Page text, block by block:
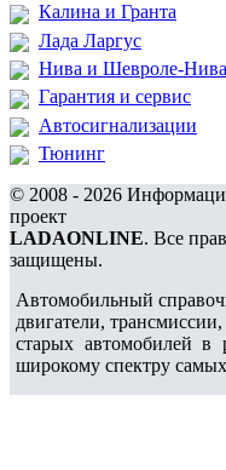
Калина и Гранта
Лада Ларгус
Нива и Шевроле-Нива
Гарантия и сервис
Автосигнализации
Тюнинг
© 2008 - 2026
проект
LADAONLINE. Все
защищены.
Автомобильный
двигатели,
старых автомобилей в
широкому спектру